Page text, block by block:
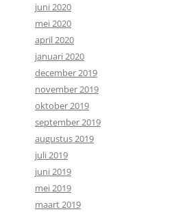
juni 2020
mei 2020
april 2020
januari 2020
december 2019
november 2019
oktober 2019
september 2019
augustus 2019
juli 2019
juni 2019
mei 2019
maart 2019